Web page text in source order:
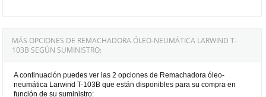
MÁS OPCIONES DE REMACHADORA ÓLEO-NEUMÁTICA LARWIND T-
103B SEGÚN SUMINISTRO:
A continuación puedes ver las 2 opciones de Remachadora óleo-
neumática Larwind T-103B que están disponibles para su compra en
función de su suministro: